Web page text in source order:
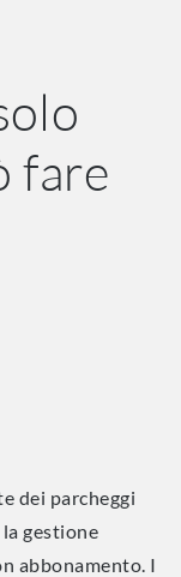
fare
dei parcheggi
gestione
abbonamento. I